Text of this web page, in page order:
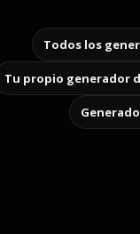
Todos los
Tu propio generador